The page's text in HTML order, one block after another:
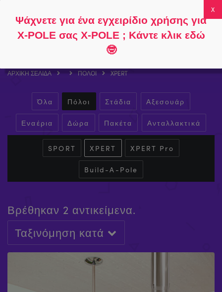
το
το
ερωτήσεις
μου
ΑΡΧΙΚΉ ΣΕΛΊΔΑ ΠΌΛΟΙ XPERT
Όλα Πόλοι Στάδια Αξεσουάρ
Εναέρια Δώρα Πακέτα Ανταλλακτικά
SPORT XPERT XPERT Pro
Build-A-Pole
Βρέθηκαν 2 αντικείμενα.
Ταξινόμηση κατά
Ψάχνετε για ένα εγχειρίδιο χρήσης για
X-POLE σας X-POLE ; Κάντε κλικ εδώ
🤓